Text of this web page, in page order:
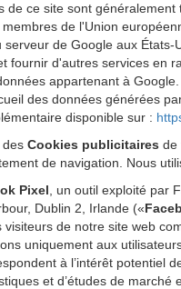
de ce site sont
de l'Union
de Google aux
fournir d'autres services en
appartenant à
des données générées
disponible sur :
des Cookies publicitaires de
de navigation. Nous
Pixel , un outil exploité par
Dublin 2, Irlande («
de notre site web
uniquement aux
à l’intérêt potentiel
et d’études de